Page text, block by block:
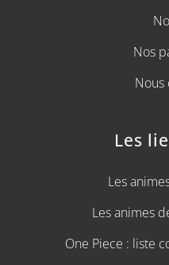
Nos
Nous
Les
Les
Les animes
One Piece : liste